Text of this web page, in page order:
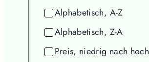
Alphabetisch, A-Z
Alphabetisch, Z-A
Preis, niedrig nach hoch